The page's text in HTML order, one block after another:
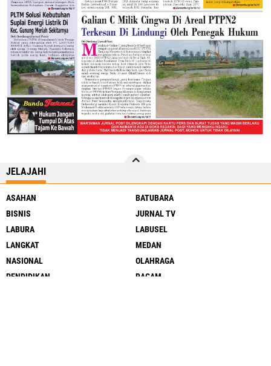
JELAJAHI
ASAHAN
BATUBARA
BISNIS
JURNAL TV
LABURA
LABUSEL
LANGKAT
MEDAN
NASIONAL
OLAHRAGA
PENDIDIKAN
RAGAM